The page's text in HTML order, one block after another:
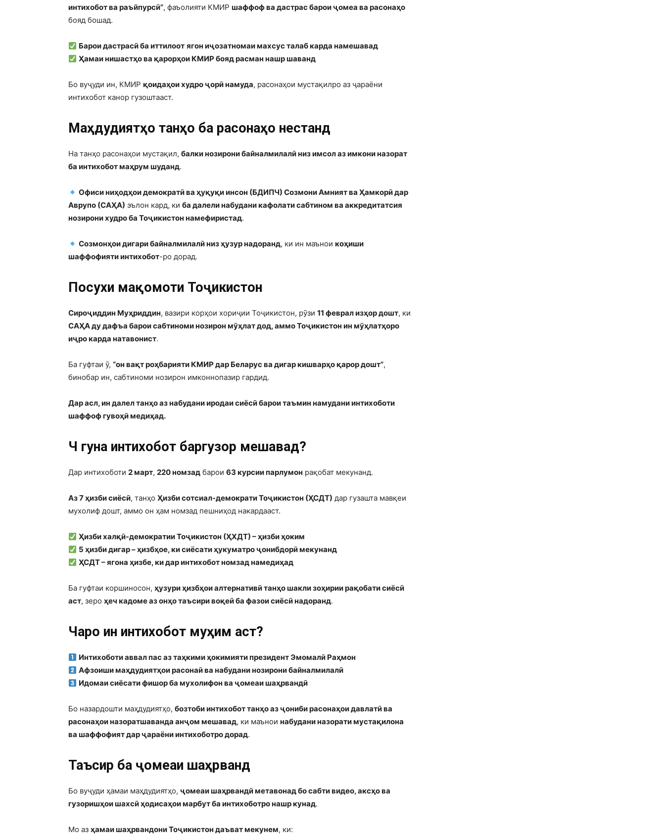
интихобот ва раъйпурсӣ”, фаъолияти КМИР шаффоф ва дастрас барои ҷомеа ва расонаҳо
бояд бошад.
Барои дастрасӣ ба иттилоот ягон иҷозатномаи махсус талаб карда намешавад
Ҳамаи нишастҳо ва қарорҳои КМИР бояд расман нашр шаванд
Бо вуҷуди ин, КМИР қоидаҳои худро ҷорӣ намуда, расонаҳои мустақилро аз ҷараёни
интихобот канор гузоштааст.
Маҳдудиятҳо танҳо ба расонаҳо нестанд
На танҳо расонаҳои мустақил, балки нозирони байналмилалӣ низ имсол аз имкони назорат
ба интихобот маҳрум шуданд.
Офиси ниҳодҳои демократӣ ва ҳуқуқи инсон (БДИПЧ) Созмони Амният ва Ҳамкорӣ дар
Аврупо (САҲА) эълон кард, ки ба далели набудани кафолати сабтином ва аккредитатсия
нозирони худро ба Тоҷикистон намефиристад.
Созмонҳои дигари байналмилалӣ низ ҳузур надоранд, ки ин маъноикоҳиши
шаффофияти интихобот-ро дорад.
Посухи мақомоти Тоҷикистон
Сироҷиддин Муҳриддин, вазири корҳои хориҷии Тоҷикистон, рӯзи 11 феврал изҳор дошт, ки
САҲА ду дафъа барои сабтиноми нозирон мӯҳлат дод, аммо Тоҷикистон ин мӯҳлатҳоро
иҷро карда натавонист.
Ба гуфтаи ӯ, “он вақт роҳбарияти КМИР дар Беларус ва дигар кишварҳо қарор дошт”,
бинобар ин, сабтиноми нозирон имконнопазир гардид.
Дар асл, ин далел танҳо аз набудани иродаи сиёсӣ барои таъмин намудани интихоботи
шаффоф гувоҳӣ медиҳад.
Чӣ гуна интихобот баргузор мешавад?
Дар интихоботи 2 март, 220 номзад барои 63 курсии парлумон рақобат мекунанд.
Аз 7 ҳизби сиёсӣ, танҳо Ҳизби сотсиал-демократи Тоҷикистон (ҲСДТ) дар гузашта мавқеи
мухолиф дошт, аммо он ҳам номзад пешниҳод накардааст.
Ҳизби халқӣ-демократии Тоҷикистон (ҲХДТ) – ҳизби ҳоким
5 ҳизби дигар – ҳизбҳое, ки сиёсати ҳукуматро ҷонибдорӣ мекунанд
ҲСДТ – ягона ҳизбе, ки дар интихобот номзад намедиҳад
Ба гуфтаи коршиносон, ҳузури ҳизбҳои алтернативӣ танҳо шакли зоҳирии рақобати сиёсӣ
аст, зеро ҳеч кадоме аз онҳо таъсири воқеӣ ба фазои сиёсӣ надоранд.
Чаро ин интихобот муҳим аст?
Интихоботи аввал пас аз таҳкими ҳокимияти президент Эмомалӣ Раҳмон
Афзоиши маҳдудиятҳои расонаӣ ва набудани нозирони байналмилалӣ
Идомаи сиёсати фишор ба мухолифон ва ҷомеаи шаҳрвандӣ
Бо назардошти маҳдудиятҳо, бозтоби интихобот танҳо аз ҷониби расонаҳои давлатӣ ва
расонаҳои назоратшаванда анҷом мешавад, ки маънои набудани назорати мустақилона
ва шаффофият дар ҷараёни интихоботро дорад.
Таъсир ба ҷомеаи шаҳрвандӣ
Бо вуҷуди ҳамаи маҳдудиятҳо, ҷомеаи шаҳрвандӣ метавонад бо сабти видео, аксҳо ва
гузоришҳои шахсӣ ҳодисаҳои марбут ба интихоботро нашр кунад.
Мо аз ҳамаи шаҳрвандони Тоҷикистон даъват мекунем, ки: